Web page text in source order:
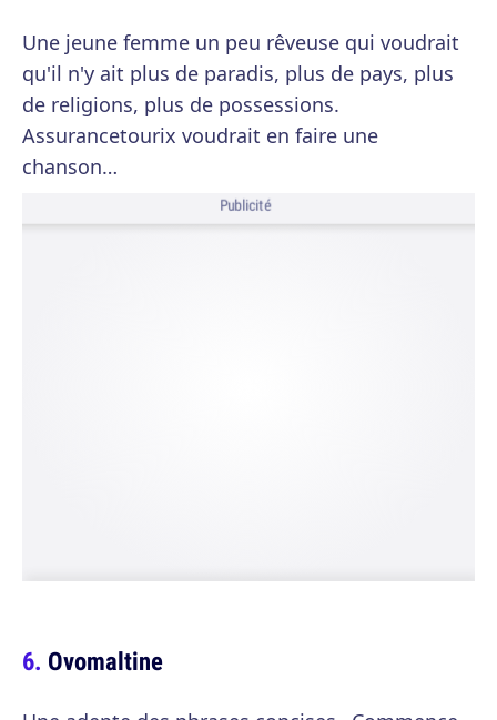
Une jeune femme un peu rêveuse qui voudrait
qu'il n'y ait plus de paradis, plus de pays, plus
de religions, plus de possessions.
Assurancetourix voudrait en faire une
chanson…
Publicité
Ovomaltine